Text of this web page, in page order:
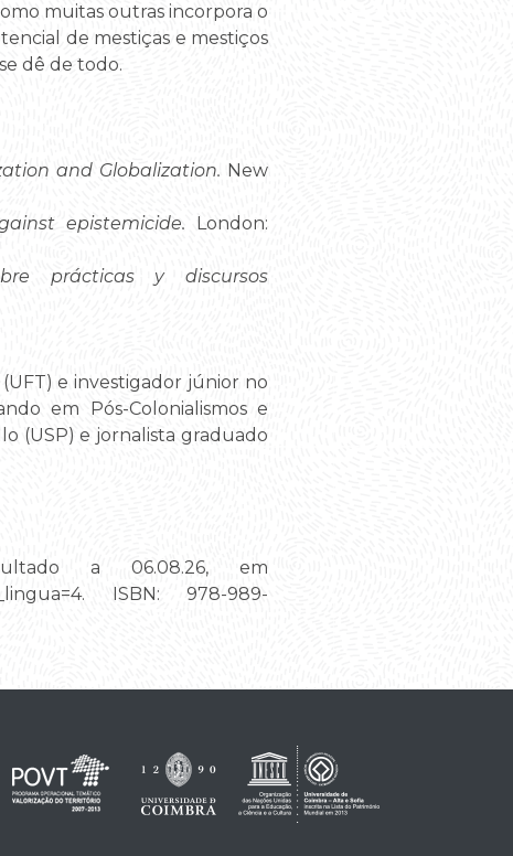
muitas outras incorpora o
de mestiças e mestiços
dê de todo.
and Globalization. New
epistemicide. London:
prácticas y discursos
e investigador júnior no
em Pós-Colonialismos e
(USP) e jornalista graduado
a 06.08.26, em
ISBN: 978-989-